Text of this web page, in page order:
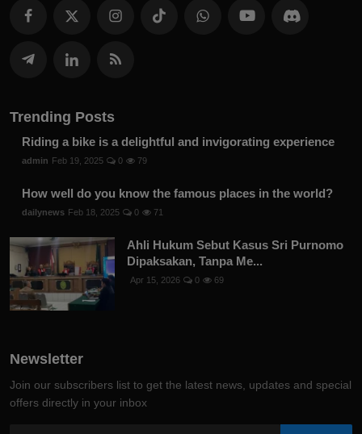
Trending Posts
Riding a bike is a delightful and invigorating experience
admin Feb 19, 2025 0 79
How well do you know the famous places in the world?
dailynews Feb 18, 2025 0 71
Ahli Hukum Sebut Kasus Sri Purnomo
Dipaksakan, Tanpa Me...
Apr 15, 2026 0 69
Newsletter
Join our subscribers list to get the latest news, updates and special
offers directly in your inbox